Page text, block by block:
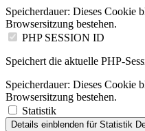
Speicherdauer: Dieses Cookie
Browsersitzung bestehen.
PHP SESSION ID
Speichert die aktuelle PHP-
Speicherdauer: Dieses Cookie
Browsersitzung bestehen.
Statistik
Details einblenden für Statistik